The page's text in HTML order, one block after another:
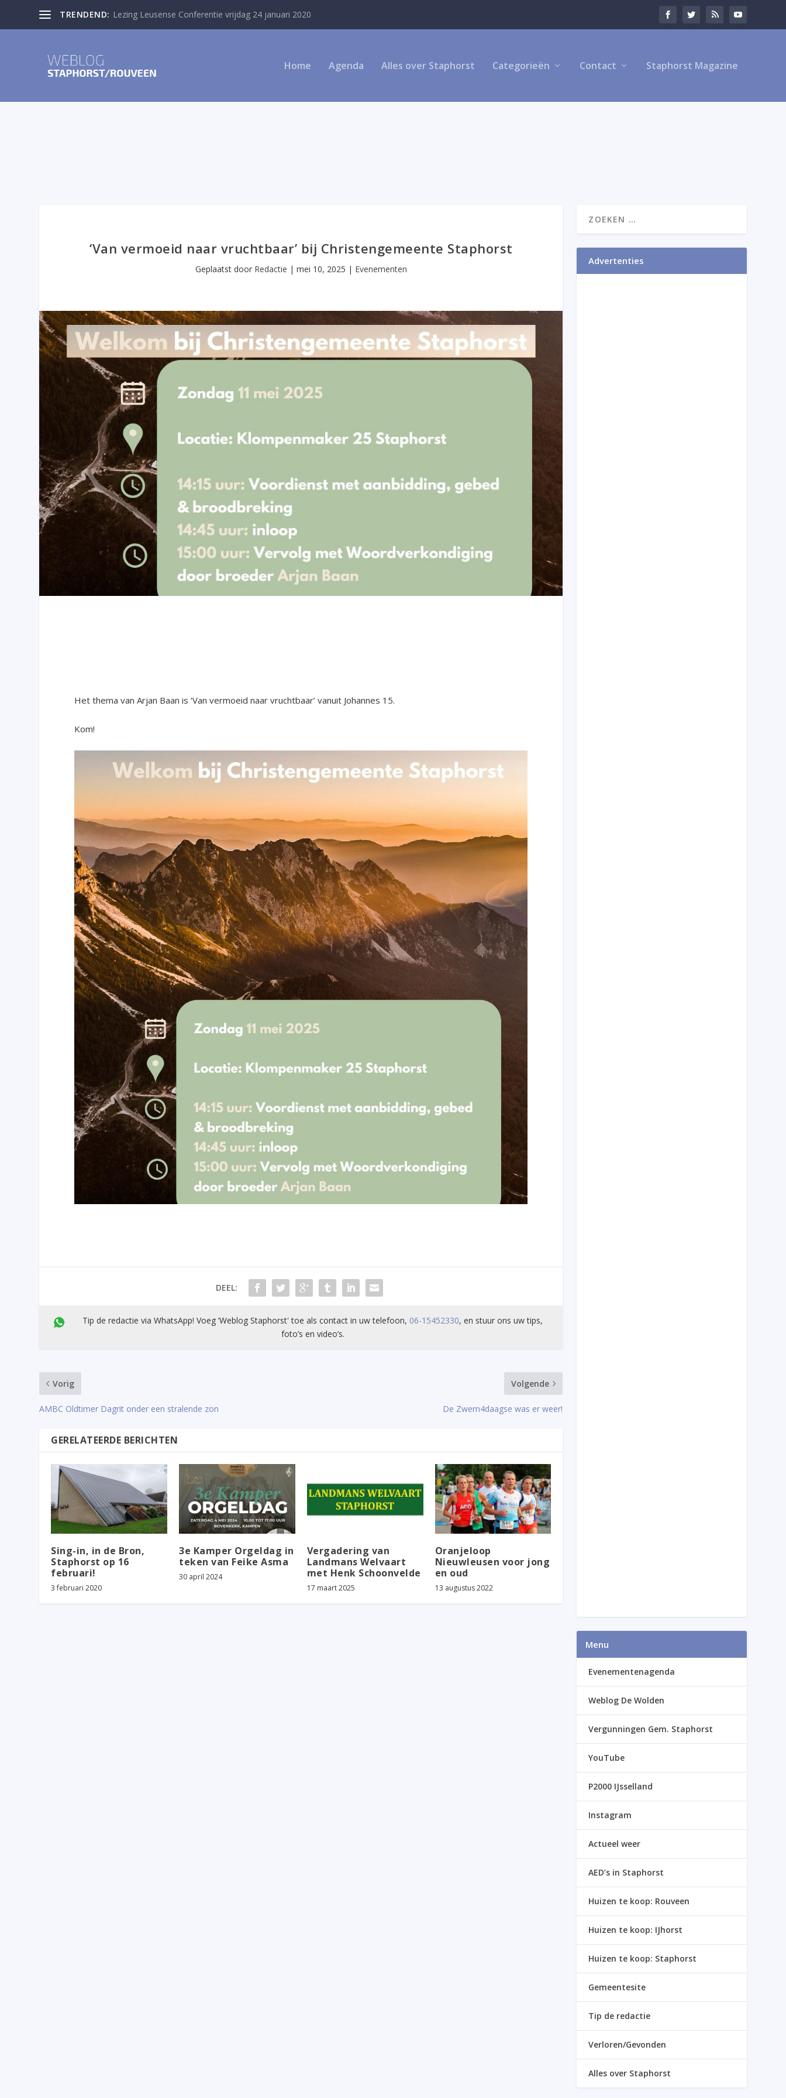
TRENDEND: Lezing Leusense Conferentie vrijdag 24 januari 2020
Home Agenda Alles over Staphorst Categorieën Contact Staphorst Magazine
‘Van vermoeid naar vruchtbaar’ bij Christengemeente Staphorst
Geplaatst door Redactie | mei 10, 2025 | Evenementen
Het thema van Arjan Baan is ‘Van vermoeid naar vruchtbaar’ vanuit Johannes 15.
Kom!
DEEL:
Tip de redactie via WhatsApp! Voeg ’Weblog Staphorst' toe als contact in uw telefoon, 06-15452330, en stuur ons uw tips,
foto’s en video’s.
Vorig
AMBC Oldtimer Dagrit onder een stralende zon
Volgende
De Zwem4daagse was er weer!
GERELATEERDE BERICHTEN
Sing-in, in de Bron,
Staphorst op 16
februari!
3 februari 2020
3e Kamper Orgeldag in
teken van Feike Asma
30 april 2024
Vergadering van
Landmans Welvaart
met Henk Schoonvelde
17 maart 2025
Oranjeloop
Nieuwleusen voor jong
en oud
13 augustus 2022
Advertenties
Menu
Evenementenagenda
Weblog De Wolden
Vergunningen Gem. Staphorst
YouTube
P2000 IJsselland
Instagram
Actueel weer
AED’s in Staphorst
Huizen te koop: Rouveen
Huizen te koop: IJhorst
Huizen te koop: Staphorst
Gemeentesite
Tip de redactie
Verloren/Gevonden
Alles over Staphorst